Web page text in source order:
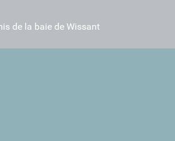
de la baie de Wissant